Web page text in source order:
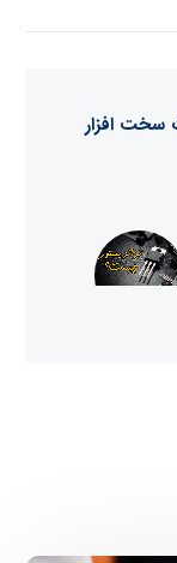
سخت افزار